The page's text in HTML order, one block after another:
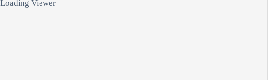
Loading Viewer...